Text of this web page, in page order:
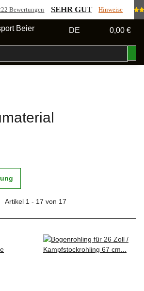
Bewertungen SEHR GUT Hinweise
DE 0,00 €
Artikel 1 - 17 von 17